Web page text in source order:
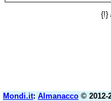
{!}
Mondi.it: Almanacco © 2012-